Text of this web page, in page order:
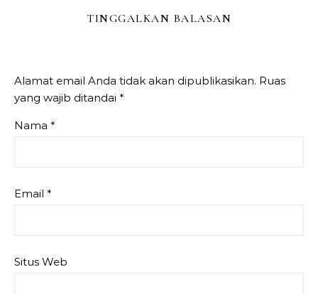
TINGGALKAN BALASAN
Alamat email Anda tidak akan dipublikasikan. Ruas
yang wajib ditandai *
Nama *
Email *
Situs Web